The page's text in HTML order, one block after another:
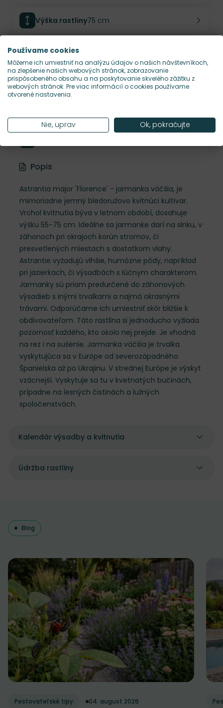
Výška rastliny75 cm
Šírka rastliny
Habitus rastlinyvzpriamený
Popis
Astrantia major 'Florence' - jarmanka väčšia, je
mimoriadne jemný bledoružovo kvitnúci kultivar.
Vrchol kvitnutia býva v letnom období, dosahuje
výšku 55-75 cm. Ideálne sa jarmanke darí na slnku, v
záhonoch pri okrajoch korún stromov, či
presvetlených miestach s dostatkom vlahy.
Astrantie vyžadujú vlhšie, humózne pôdy, napríklad
pri jazierkach, či výsadbách s lúčnym charakterom.
Jarmanky sú priam predurčené do záhonových
výsadieb s inými trvalkami a najmä okrasnými
trávami. Odporúčame ich umiestniť skôr bližšie k
obdivovateľom. Táto rastlina si jednoducho vyžiada
pozornosť každého, kto okolo nej prejde. Je vhodná
na rez i na sušenie. Jarmanka väčšia je trvalka
vyskytujúca sa v Európe od severozápadného
Španielska až po Ukrajinu. V strednej Európe je výskyt
vzácnejší. Vyskytuje sa tu v kvetnatých bučinách,
prípadne na lesných čistinách a lužných
spoločenstvách.
Kalendár výsadby a kvitnutia
Údržba rastliny
Blog
Pestovateľské tipy 04. august 2026
Používame cookies
Môžeme ich umiestniť na analýzu údajov o našich návštevníkoch,
na zlepšenie našich webových stránok, zobrazovanie
prispôsobeného obsahu a na poskytovanie skvelého zážitku z
webových stránok. Pre viac informácií o cookies používame
otvorené nastavenia.
Nie, uprav Ok, pokračujte